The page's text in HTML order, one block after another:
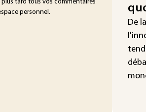
tard tous vos commentaires
personnel.
au
De